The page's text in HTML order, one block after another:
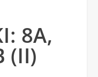
8A,
(II)